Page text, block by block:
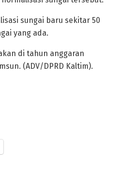
sungai baru sekitar 50
yang ada.
di tahun anggaran
(ADV/DPRD Kaltim).